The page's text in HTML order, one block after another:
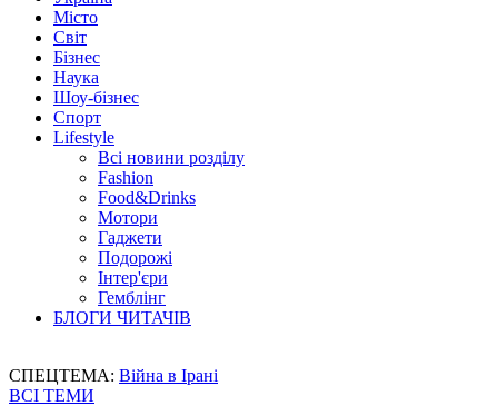
Місто
Світ
Бізнес
Наука
Шоу-бізнес
Спорт
Lifestyle
Всі новини розділу
Fashion
Food&Drinks
Мотори
Гаджети
Подорожі
Інтер'єри
Гемблінг
БЛОГИ ЧИТАЧІВ
СПЕЦТЕМА: Війна в Ірані
ВСІ ТЕМИ